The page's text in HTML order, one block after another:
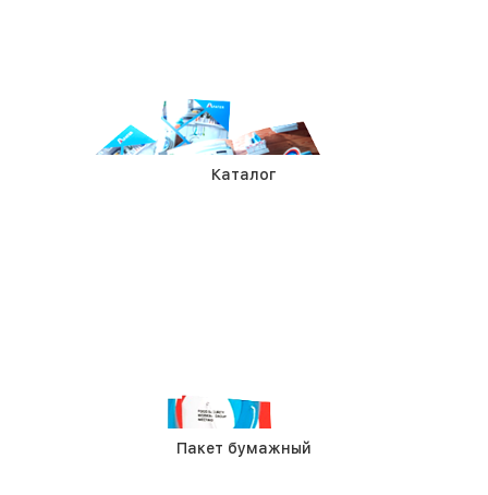
Каталог
Пакет бумажный